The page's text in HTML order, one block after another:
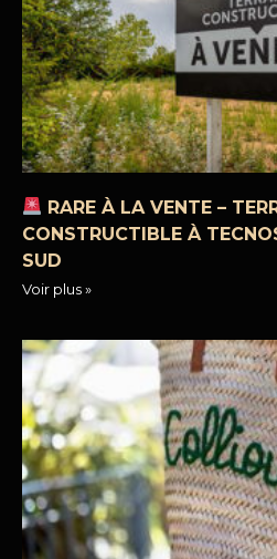
RARE À LA VENTE –
CONSTRUCTIBLE À
SUD
Voir plus »